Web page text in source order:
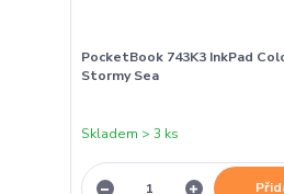
PocketBook 743K3 InkPad
Stormy Sea
Skladem > 3 ks